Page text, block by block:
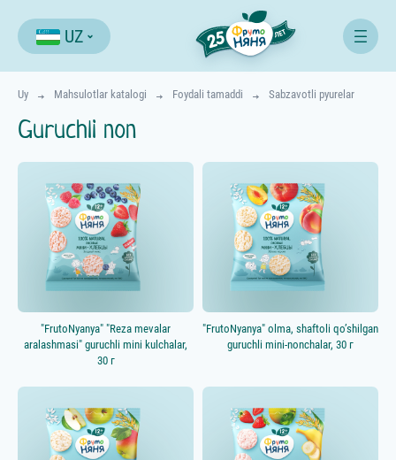
UZ
Uy Mahsulotlar katalogi Foydali tamaddi Sabzavotli pyurelar
Guruchli non
Все продукты
Начинаем прикорм⋅ 4-5 мес.
Расширяем меню⋅ 4-12 мес.
Едим как взрослые
Возраст ребёнка, мес.
Новинка
Гипоаллергенный
"FrutoNyanya" "Reza mevalar
aralashmasi" guruchli mini kulchalar,
30 г
"FrutoNyanya" olma, shaftoli qo’shilgan
guruchli mini-nonchalar, 30 г